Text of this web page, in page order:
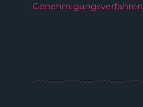
Genehmigungsverfahren